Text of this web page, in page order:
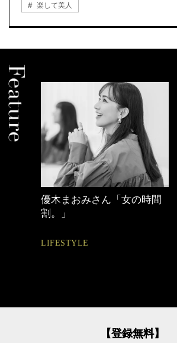
楽して美人
優木まおみさん「女の時間
割。」
LIFESTYLE
【登録無料】